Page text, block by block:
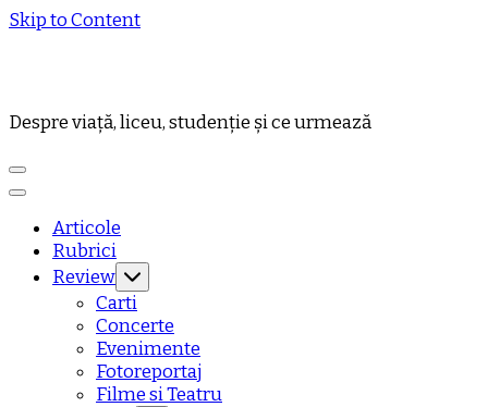
Skip to Content
Despre viață, liceu, studenție și ce urmează
Articole
Rubrici
Review
Carti
Concerte
Evenimente
Fotoreportaj
Filme si Teatru